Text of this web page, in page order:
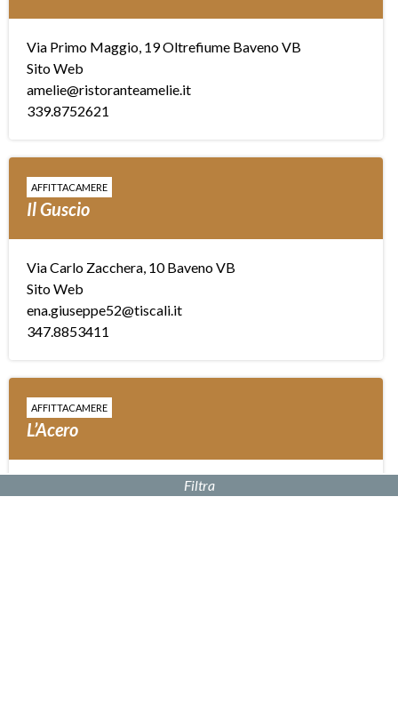
Filtra
Via Primo Maggio, 19 Oltrefiume Baveno VB
Sito Web
amelie@ristoranteamelie.it
339.8752621
AFFITTACAMERE
Il Guscio
Via Carlo Zacchera, 10 Baveno VB
Sito Web
ena.giuseppe52@tiscali.it
347.8853411
AFFITTACAMERE
L’Acero
Strada Cavalli, 38 Feriolo Baveno VB